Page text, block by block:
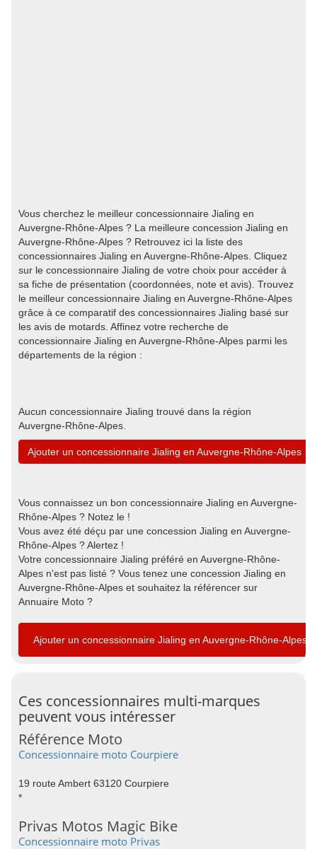
Vous cherchez le meilleur concessionnaire Jialing en
Auvergne-Rhône-Alpes ? La meilleure concession Jialing en
Auvergne-Rhône-Alpes ? Retrouvez ici la liste des
concessionnaires Jialing en Auvergne-Rhône-Alpes. Cliquez
sur le concessionnaire Jialing de votre choix pour accéder à
sa fiche de présentation (coordonnées, note et avis). Trouvez
le meilleur concessionnaire Jialing en Auvergne-Rhône-Alpes
grâce à ce comparatif des concessionnaires Jialing basé sur
les avis de motards. Affinez votre recherche de
concessionnaire Jialing en Auvergne-Rhône-Alpes parmi les
départements de la région :
Aucun concessionnaire Jialing trouvé dans la région
Auvergne-Rhône-Alpes.
Ajouter un concessionnaire Jialing en Auvergne-Rhône-Alpes
Vous connaissez un bon concessionnaire Jialing en Auvergne-
Rhône-Alpes ? Notez le !
Vous avez été déçu par une concession Jialing en Auvergne-
Rhône-Alpes ? Alertez !
Votre concessionnaire Jialing préféré en Auvergne-Rhône-
Alpes n'est pas listé ? Vous tenez une concession Jialing en
Auvergne-Rhône-Alpes et souhaitez la référencer sur
Annuaire Moto ?
Ajouter un concessionnaire Jialing en Auvergne-Rhône-Alpes
Ces concessionnaires multi-marques
peuvent vous intéresser
Référence Moto
Concessionnaire moto Courpiere
19 route Ambert 63120 Courpiere
*
Privas Motos Magic Bike
Concessionnaire moto Privas